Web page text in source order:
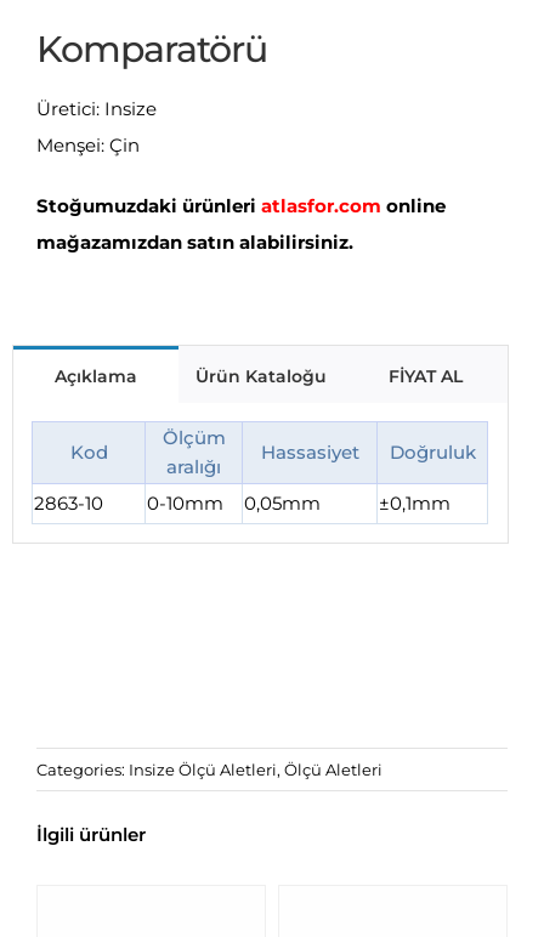
Komparatörü
Üretici: Insize
Menşei: Çin
Stoğumuzdaki ürünleri atlasfor.com online
mağazamızdan satın alabilirsiniz.
Açıklama Ürün Kataloğu FİYAT AL
Kod
Ölçüm
aralığı
Hassasiyet Doğruluk
2863-10 0-10mm 0,05mm ±0,1mm
Categories: Insize Ölçü Aletleri, Ölçü Aletleri
İlgili ürünler